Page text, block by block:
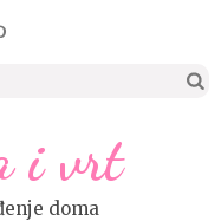
i vrt
doma